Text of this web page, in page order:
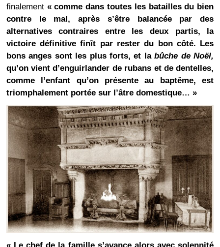
finalement « comme dans toutes les batailles du bien
contre le mal, après s’être balancée par des
alternatives contraires entre les deux partis, la
victoire définitive finît par rester du bon côté. Les
bons anges sont les plus forts, et labûche de Noël,
qu’on vient d’enguirlander de rubans et de dentelles,
comme l’enfant qu’on présente au baptême, est
triomphalement portée sur l’âtre domestique… »